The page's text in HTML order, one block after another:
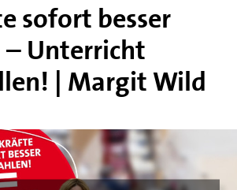
sofort besser
– Unterricht
| Margit Wild